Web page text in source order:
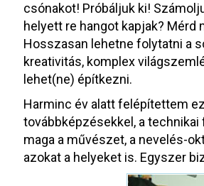
csónakot! Próbáljuk ki!
helyett re hangot kapjak? Mérd
Hosszasan lehetne folytatni a
kreativitás, komplex
lehet(ne) építkezni.
Harminc év alatt felépítettem
továbbképzésekkel, a
maga a művészet, a nevelés-
azokat a helyeket is. Egyszer